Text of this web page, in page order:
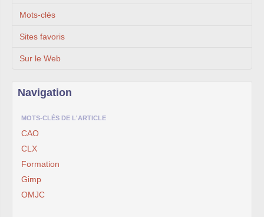
Mots-clés
Sites favoris
Sur le Web
Navigation
MOTS-CLÉS DE L'ARTICLE
CAO
CLX
Formation
Gimp
OMJC